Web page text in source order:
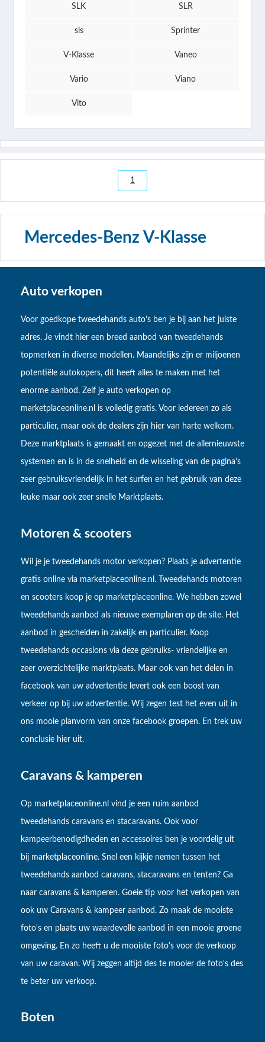
SLK SLR
sls Sprinter
V-Klasse Vaneo
Vario Viano
Vito
1
Mercedes-Benz V-Klasse
Auto verkopen
Voor goedkope tweedehands auto’s ben je bij aan het juiste
adres. Je vindt hier een breed aanbod van tweedehands
topmerken in diverse modellen. Maandelijks zijn er miljoenen
potentiële autokopers, dit heeft alles te maken met het
enorme aanbod. Zelf je auto verkopen op
marketplaceonline.nl is volledig gratis. Voor iedereen zo als
particulier, maar ook de dealers zijn hier van harte welkom.
Deze marktplaats is gemaakt en opgezet met de allernieuwste
systemen en is in de snelheid en de wisseling van de pagina's
zeer gebruiksvriendelijk in het surfen en het gebruik van deze
leuke maar ook zeer snelle Marktplaats.
Motoren & scooters
Wil je je tweedehands motor verkopen? Plaats je advertentie
gratis online via marketplaceonline.nl. Tweedehands motoren
en scooters koop je op marketplaceonline. We hebben zowel
tweedehands aanbod als nieuwe exemplaren op de site. Het
aanbod in gescheiden in zakelijk en particulier. Koop
tweedehands occasions via deze gebruiks- vriendelijke en
zeer overzichtelijke marktplaats. Maar ook van het delen in
facebook van uw advertentie levert ook een boost van
verkeer op bij uw advertentie. Wij zegen test het even uit in
ons mooie planvorm van onze facebook groepen. En trek uw
conclusie hier uit.
Caravans & kamperen
Op marketplaceonline.nl vind je een ruim aanbod
tweedehands caravans en stacaravans. Ook voor
kampeerbenodigdheden en accessoires ben je voordelig uit
bij marketplaceonline. Snel een kijkje nemen tussen het
tweedehands aanbod caravans, stacaravans en tenten? Ga
naar caravans & kamperen. Goeie tip voor het verkopen van
ook uw Caravans & kampeer aanbod. Zo maak de mooiste
foto's en plaats uw waardevolle aanbod in een mooie groene
omgeving. En zo heeft u de mooiste foto's voor de verkoop
van uw caravan. Wij zeggen altijd des te mooier de foto's des
te beter uw verkoop.
Boten